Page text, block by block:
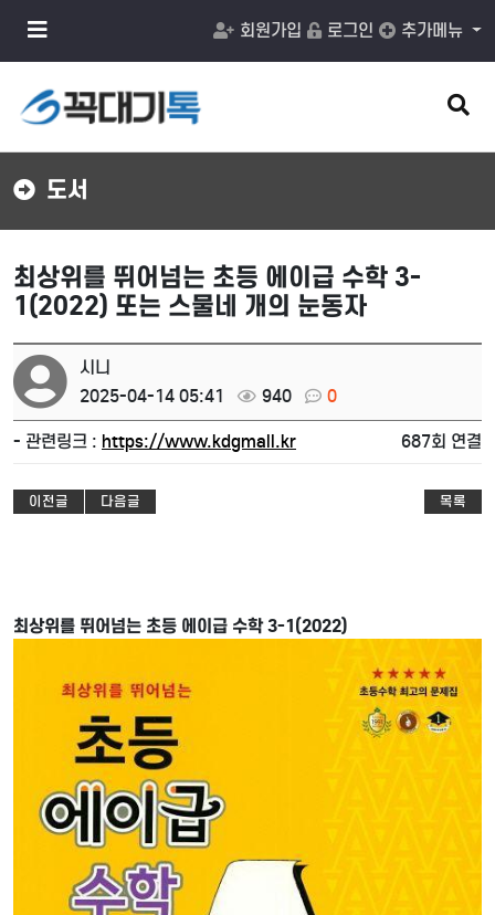
메
튼
회원가입 로그인 추가메뉴
검
색
버
도서
최상위를 뛰어넘는 초등 에이급 수학 3-
1(2022) 또는 스물네 개의 눈동자
시니
2025-04-14 05:41
940 0
- 관련링크 : https://www.kdgmall.kr 687회 연결
이전글 다음글 목록
최상위를 뛰어넘는 초등 에이급 수학 3-1(2022)